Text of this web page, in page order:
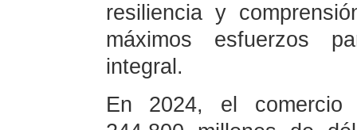
resiliencia y
máximos esfuerzos
integral.
En 2024, el comercio